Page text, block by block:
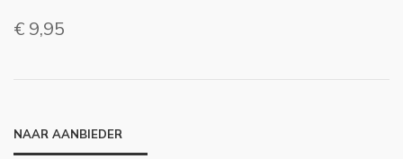
€ 9,95
NAAR AANBIEDER